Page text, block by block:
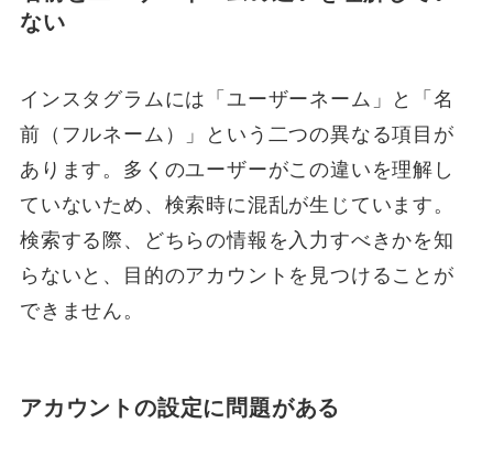
ない
インスタグラムには「ユーザーネーム」と「名
前（フルネーム）」という二つの異なる項目が
あります。多くのユーザーがこの違いを理解し
ていないため、検索時に混乱が生じています。
検索する際、どちらの情報を入力すべきかを知
らないと、目的のアカウントを見つけることが
できません。
アカウントの設定に問題がある